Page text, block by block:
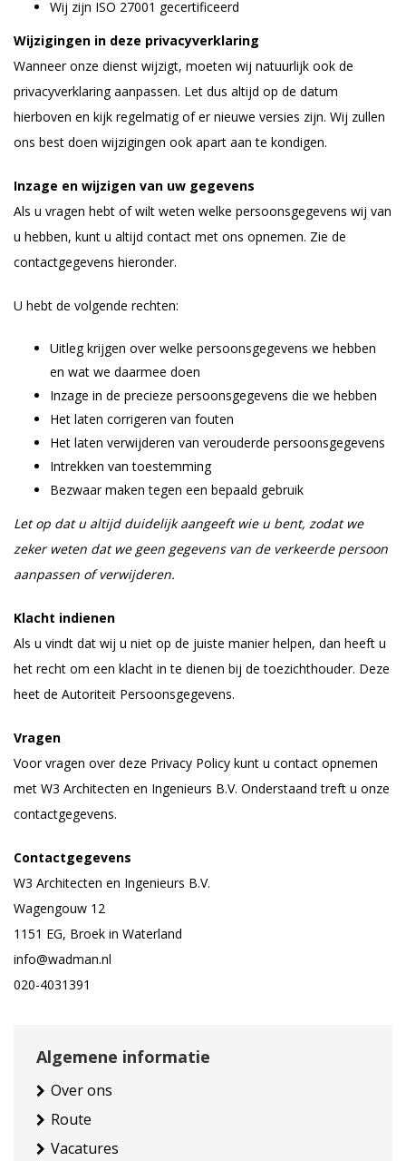
Wij zijn ISO 27001 gecertificeerd
Wijzigingen in deze privacyverklaring
Wanneer onze dienst wijzigt, moeten wij natuurlijk ook de
privacyverklaring aanpassen. Let dus altijd op de datum
hierboven en kijk regelmatig of er nieuwe versies zijn. Wij zullen
ons best doen wijzigingen ook apart aan te kondigen.
Inzage en wijzigen van uw gegevens
Als u vragen hebt of wilt weten welke persoonsgegevens wij van
u hebben, kunt u altijd contact met ons opnemen. Zie de
contactgegevens hieronder.
U hebt de volgende rechten:
Uitleg krijgen over welke persoonsgegevens we hebben
en wat we daarmee doen
Inzage in de precieze persoonsgegevens die we hebben
Het laten corrigeren van fouten
Het laten verwijderen van verouderde persoonsgegevens
Intrekken van toestemming
Bezwaar maken tegen een bepaald gebruik
Let op dat u altijd duidelijk aangeeft wie u bent, zodat we
zeker weten dat we geen gegevens van de verkeerde persoon
aanpassen of verwijderen.
Klacht indienen
Als u vindt dat wij u niet op de juiste manier helpen, dan heeft u
het recht om een klacht in te dienen bij de toezichthouder. Deze
heet de Autoriteit Persoonsgegevens.
Vragen
Voor vragen over deze Privacy Policy kunt u contact opnemen
met W3 Architecten en Ingenieurs B.V. Onderstaand treft u onze
contactgegevens.
Contactgegevens
W3 Architecten en Ingenieurs B.V.
Wagengouw 12
1151 EG, Broek in Waterland
info@wadman.nl
020-4031391
Algemene informatie
Over ons
Route
Vacatures